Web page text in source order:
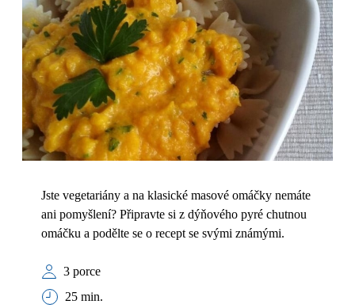
Jste vegetariány a na klasické masové omáčky nemáte
ani pomyšlení? Připravte si z dýňového pyré chutnou
omáčku a podělte se o recept se svými známými.
3 porce
25 min.